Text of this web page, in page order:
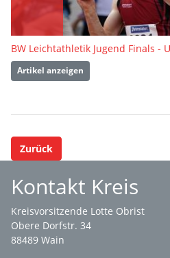
BW Leichtathletik Jugend Finals -
Artikel anzeigen
Zurück
Kontakt Kreis
Kreisvorsitzende Lotte Obrist
Obere Dorfstr. 34
88489 Wain